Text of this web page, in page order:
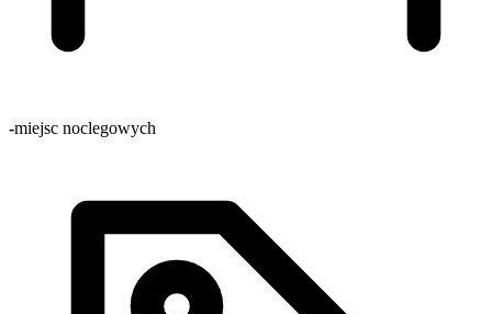
-miejsc noclegowych